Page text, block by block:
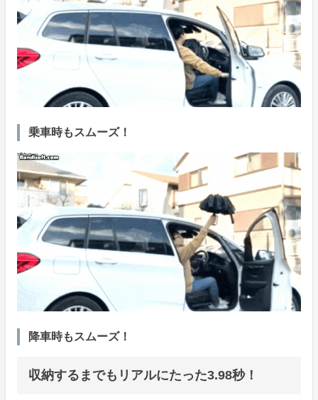
乗車時もスムーズ！
降車時もスムーズ！
収納するまでもリアルにたった3.98秒！